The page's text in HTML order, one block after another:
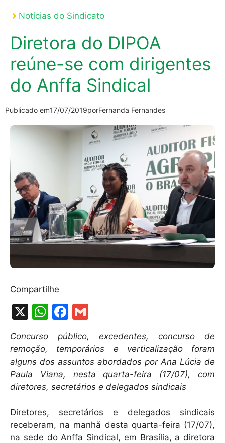
Notícias do Sindicato
Diretora do DIPOA
reúne-se com dirigentes
do Anffa Sindical
Publicado em17/07/2019porFernanda Fernandes
Compartilhe
X
W
at
s
A
p
F
a
c
e
b
o
o
k
ai
l
Concurso público, excedentes, concurso de
remoção, temporários e verticalização foram
alguns dos assuntos abordados por Ana Lúcia de
Paula Viana, nesta quarta-feira (17/07), com
diretores, secretários e delegados sindicais
Diretores, secretários e delegados sindicais
receberam, na manhã desta quarta-feira (17/07),
na sede do Anffa Sindical, em Brasília, a diretora